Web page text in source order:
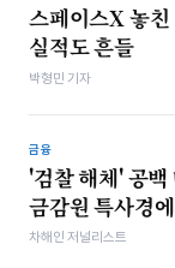
스페이스X 놓
실적도 흔들
박형민 기자
금융
'검찰 해체' 공
금감원 특사경
차해인 저널리스트